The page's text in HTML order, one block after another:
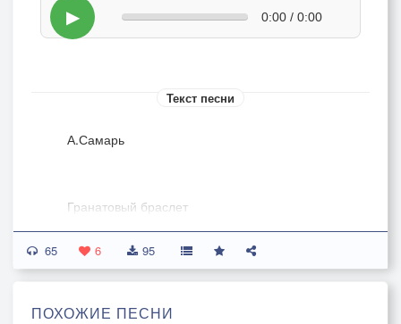
▶ 0:00 / 0:00
Текст песни
А.Самарь
Гранатовый браслет
Гранатовый браслет украсил вашу руку
Пусть небыло и нет меж нами ничего
Ведь это был у Вас подарок от него
65 6 95
ПОХОЖИЕ ПЕСНИ